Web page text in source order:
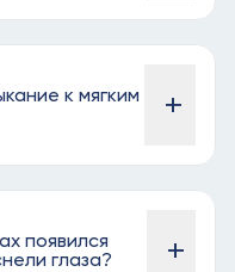
к мягким
+
появился
глаза?
+